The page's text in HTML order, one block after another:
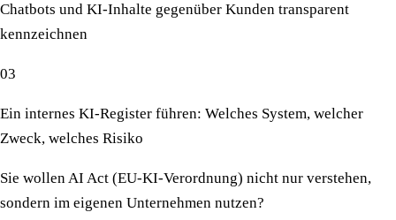
Chatbots und KI-Inhalte gegenüber Kunden transparent
kennzeichnen
03
Ein internes KI-Register führen: Welches System, welcher
Zweck, welches Risiko
Sie wollen AI Act (EU-KI-Verordnung) nicht nur verstehen,
sondern im eigenen Unternehmen nutzen?